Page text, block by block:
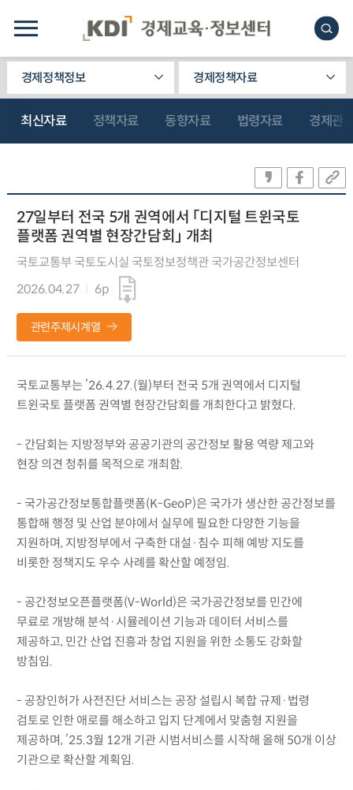
경제정책정보 경제정책자료
최신자료 정책자료 동향자료 법령자료 경제관
27일부터 전국 5개 권역에서 「디지털 트윈국토
플랫폼 권역별 현장간담회」 개최
국토교통부 국토도시실 국토정보정책관 국가공간정보센터
2026.04.27
6p
관련주제시계열
국토교통부는 ’26.4.27.(월)부터 전국 5개 권역에서 디지털
트윈국토 플랫폼 권역별 현장간담회를 개최한다고 밝혔다.
- 간담회는 지방정부와 공공기관의 공간정보 활용 역량 제고와
현장 의견 청취를 목적으로 개최함.
- 국가공간정보통합플랫폼(K-GeoP)은 국가가 생산한 공간정보를
통합해 행정 및 산업 분야에서 실무에 필요한 다양한 기능을
지원하며, 지방정부에서 구축한 대설·침수 피해 예방 지도를
비롯한 정책지도 우수 사례를 확산할 예정임.
- 공간정보오픈플랫폼(V-World)은 국가공간정보를 민간에
무료로 개방해 분석·시뮬레이션 기능과 데이터 서비스를
제공하고, 민간 산업 진흥과 창업 지원을 위한 소통도 강화할
방침임.
- 공장인허가 사전진단 서비스는 공장 설립시 복합 규제·법령
검토로 인한 애로를 해소하고 입지 단계에서 맞춤형 지원을
제공하며, ’25.3월 12개 기관 시범서비스를 시작해 올해 50개 이상
기관으로 확산할 계획임.